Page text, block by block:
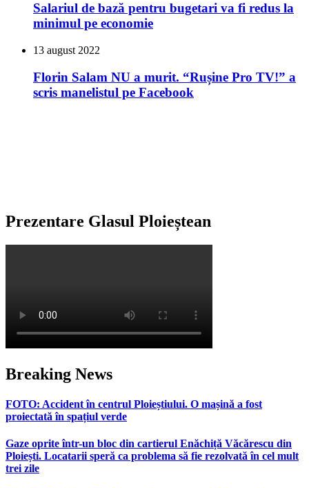
Salariul de bază pentru bugetari va fi redus la
minimul pe economie
13 august 2022
Florin Salam NU a murit. “Rușine Pro TV!” a
scris manelistul pe Facebook
Prezentare Glasul Ploieștean
Breaking News
FOTO: Accident în centrul Ploieștiului. O mașină a fost
proiectată în spațiul verde
Gaze oprite într-un bloc din cartierul Enăchiță Văcărescu din
Ploiești. Locatarii speră ca problema să fie rezolvată în cel mult
trei zile